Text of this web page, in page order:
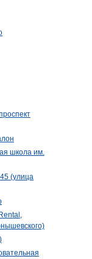
школа им.
(улица